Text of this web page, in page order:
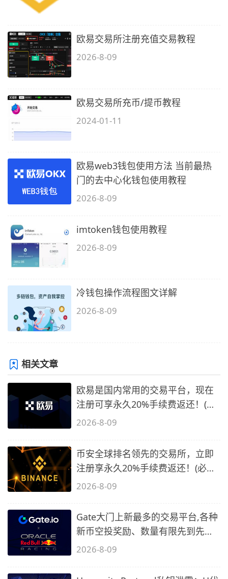
欧易交易所注册充值交易教程
2026-8-09
欧易交易所充币/提币教程
2024-01-11
欧易web3钱包使用方法 当前最热
门的去中心化钱包使用教程
2026-8-09
imtoken钱包使用教程
2026-8-09
冷钱包操作流程图文详解
2026-8-09
相关文章
欧易是国内常用的交易平台，现在
注册可享永久20%手续费返还！(必
备1)
2026-8-09
币安全球排名领先的交易所，立即
注册享永久20%手续费返还！(必备
2)
2026-8-09
Gate大门上新最多的交易平台,各种
新币空投奖励、数量有限先到先
得…
2026-8-09